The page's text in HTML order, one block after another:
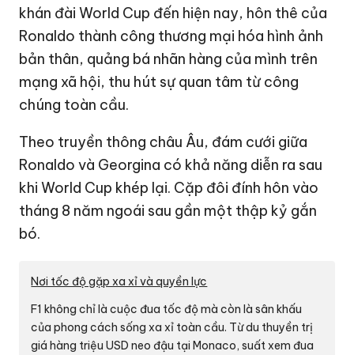
khán đài World Cup đến hiện nay, hôn thê của
Ronaldo thành công thương mại hóa hình ảnh
bản thân, quảng bá nhãn hàng của mình trên
mạng xã hội, thu hút sự quan tâm từ công
chúng toàn cầu.
Theo truyền thông châu Âu, đám cưới giữa
Ronaldo và Georgina có khả năng diễn ra sau
khi World Cup khép lại. Cặp đôi đính hôn vào
tháng 8 năm ngoái sau gần một thập kỷ gắn
bó.
Nơi tốc độ gặp xa xỉ và quyền lực
F1 không chỉ là cuộc đua tốc độ mà còn là sân khấu
của phong cách sống xa xỉ toàn cầu. Từ du thuyền trị
giá hàng triệu USD neo đậu tại Monaco, suất xem đua